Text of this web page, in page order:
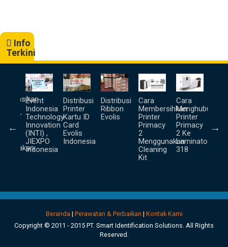
Info
Terkini
Event
Indonesia
Technology
Innovation
(INTI) ,
JIEXPO
Indonesia
Distribusi
Printer
Kartu ID
Card
Evolis
Indonesia
Distribusi
Ribbon
Evolis
Cara
Membersihkan
Printer
Primacy
2
Menggunakan
Cleaning
Kit
Cara
Printer
Primacy
2 Ke
Laminator
318
Beranda| Perawatan & Perbaikan | Kontak Kami
Copyright © 2011 - 2015 PT. Smart Identification Solutions. All Rights
Reserved.